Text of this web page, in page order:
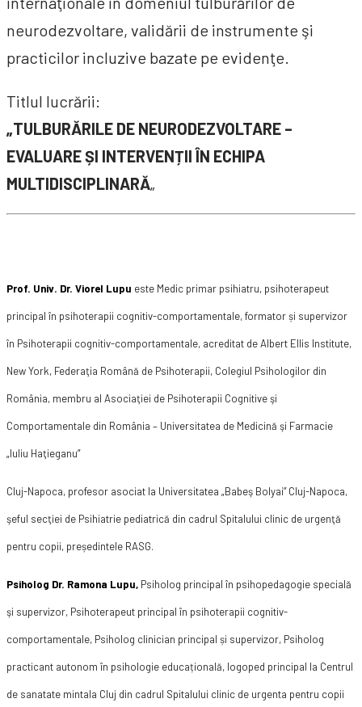
neurodezvoltare, validării de instrumente şi
practicilor incluzive bazate pe evidenţe.
Titlul lucrării:
„TULBURĂRILE DE NEURODEZVOLTARE –
EVALUARE ȘI INTERVENȚII ÎN ECHIPA
MULTIDISCIPLINARĂ„
Prof. Univ. Dr. Viorel Lupu este Medic primar psihiatru, psihoterapeut
principal în psihoterapii cognitiv-comportamentale, formator și supervizor
în Psihoterapii cognitiv-comportamentale, acreditat de Albert Ellis Institute,
New York, Federaţia Română de Psihoterapii, Colegiul Psihologilor din
România, membru al Asociaţiei de Psihoterapii Cognitive şi
Comportamentale din România – Universitatea de Medicină şi Farmacie
„Iuliu Haţieganu”
Cluj-Napoca, profesor asociat la Universitatea „Babeş Bolyai” Cluj-Napoca,
şeful secţiei de Psihiatrie pediatrică din cadrul Spitalului clinic de urgenţă
pentru copii, președintele RASG.
Psiholog Dr. Ramona Lupu, Psiholog principal în psihopedagogie specială
şi supervizor, Psihoterapeut principal în psihoterapii cognitiv-
comportamentale, Psiholog clinician principal și supervizor, Psiholog
practicant autonom în psihologie educațională, logoped principal la Centrul
de sanatate mintala Cluj din cadrul Spitalului clinic de urgenta pentru copii